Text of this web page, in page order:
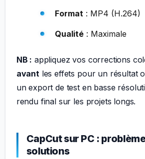
Format: MP4 (H.264)
Qualité: Maximale
NB : appliquez vos corrections
avantles effets pour un résultat
un export de test en basse
rendu final sur les projets longs.
CapCut sur PC :
solutions